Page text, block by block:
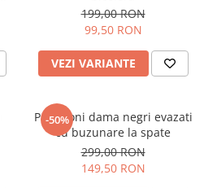
199,00 RON
99,50 RON
VEZI VARIANTE
-50%
Pantaloni dama negri evazati
cu buzunare la spate
299,00 RON
149,50 RON